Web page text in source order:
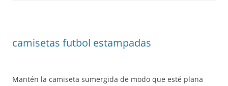
camisetas futbol estampadas
Mantén la camiseta sumergida de modo que esté plana